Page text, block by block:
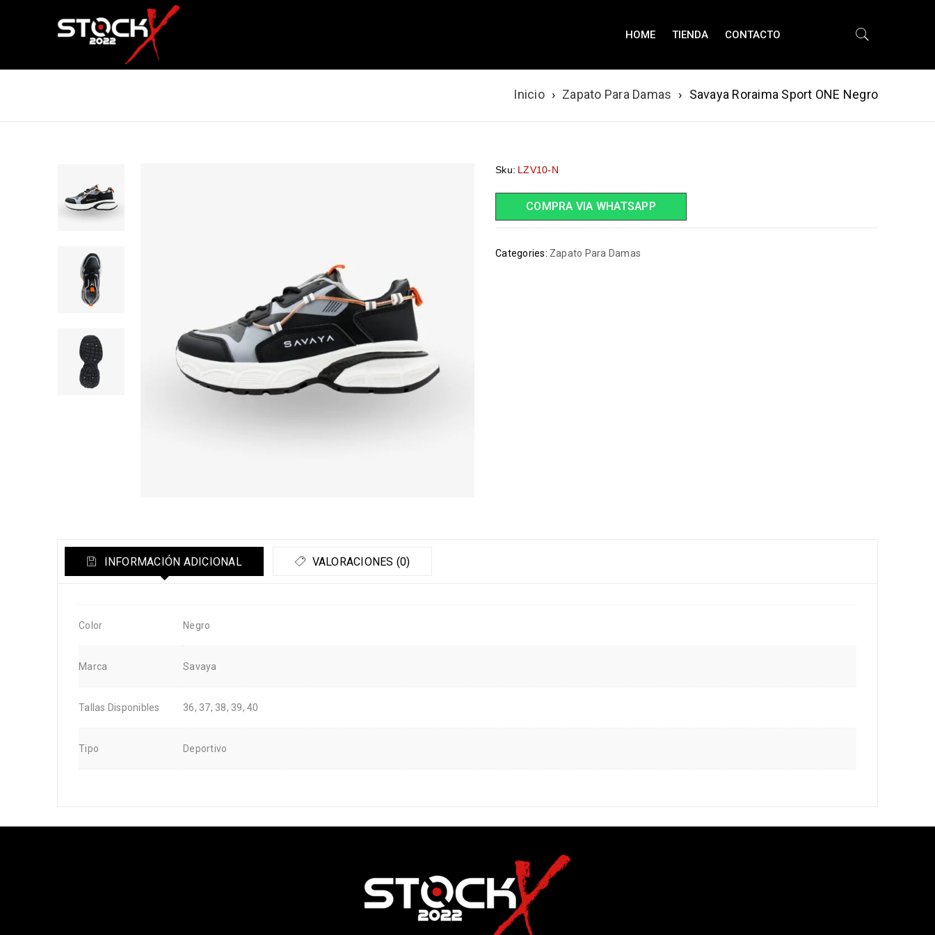
HOME TIENDA CONTACTO
Inicio › Zapato Para Damas › Savaya Roraima Sport ONE Negro
Sku: LZV10-N
COMPRA VIA WHATSAPP
Categories: Zapato Para Damas
INFORMACIÓN ADICIONAL VALORACIONES (0)
Color Negro
Marca Savaya
Tallas Disponibles 36, 37, 38, 39, 40
Tipo Deportivo